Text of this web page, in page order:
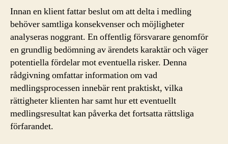
Innan en klient fattar beslut om att delta i medling
behöver samtliga konsekvenser och möjligheter
analyseras noggrant. En offentlig försvarare genomför
en grundlig bedömning av ärendets karaktär och väger
potentiella fördelar mot eventuella risker. Denna
rådgivning omfattar information om vad
medlingsprocessen innebär rent praktiskt, vilka
rättigheter klienten har samt hur ett eventuellt
medlingsresultat kan påverka det fortsatta rättsliga
förfarandet.